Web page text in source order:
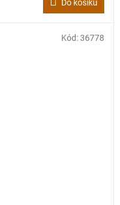
Do košíku
Kód:36778